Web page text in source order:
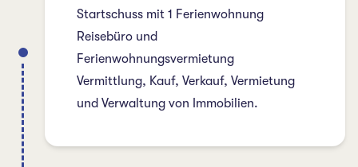
Startschuss mit 1 Ferienwohnung
Reisebüro und
Ferienwohnungsvermietung
Vermittlung, Kauf, Verkauf, Vermietung
und Verwaltung von Immobilien.